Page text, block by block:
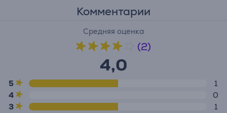
Комментарии
Средняя оценка
(2)
4,0
5
1
4
0
3
1